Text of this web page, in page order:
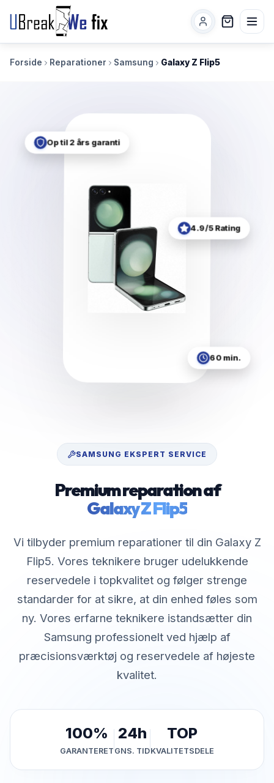
Forside Reparationer Samsung Galaxy Z Flip5
Op til 2 års garanti
60 min.
4.9/5 Rating
SAMSUNG EKSPERT SERVICE
Premium reparation af
Galaxy Z Flip5
Vi tilbyder premium reparationer til din Galaxy Z
Flip5. Vores teknikere bruger udelukkende
reservedele i topkvalitet og følger strenge
standarder for at sikre, at din enhed føles som
ny. Vores erfarne teknikere istandsætter din
Samsung professionelt ved hjælp af
præcisionsværktøj og reservedele af højeste
kvalitet.
100%
GARANTERET
24h
GNS. TID
TOP
KVALITETSDELE